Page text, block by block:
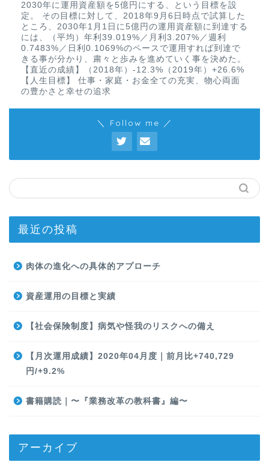
2030年に運用資産額を5億円にする、という目標を設
定。 その目標に対して、2018年9月6日時点で試算した
ところ、2030年1月1日に5億円の運用資産額に到達する
には、（平均）年利39.019%／月利3.207%／週利
0.7483%／日利0.1069%のペースで運用すれば到達で
きる事が分かり、粛々と歩みを進めていく事を決めた。
【直近の成績】（2018年）-12.3%（2019年）+26.6%
【人生目標】 仕事・家庭・お金全ての充実、物心両面
の豊かさと幸せの追求
＼ Follow me ／
最近の投稿
肉体の進化への具体的アプローチ
資産運用の目標と実績
【社会保険制度】病気や怪我のリスクへの備え
【月次運用成績】2020年04月度｜前月比+740,729
円/+9.2%
書籍購読｜〜『業務改革の教科書』編〜
アーカイブ